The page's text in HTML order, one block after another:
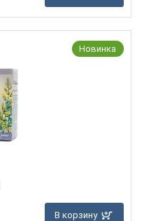
Новинка
В корзину